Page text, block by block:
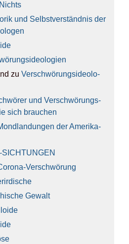
und Selbst­ver­ständ­nis der
zu Ver­schwö­rungs­ideo­lo­
und Ver­schwö­rungs­
sich brau­chen
der Ame­ri­ka­
SICH­TUN­GEN
Ver­schwö­rung
Gewalt